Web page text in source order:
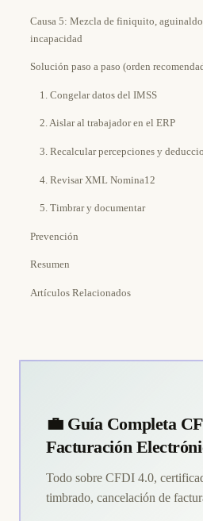
Causa 5: Mezcla de finiquito,
incapacidad
Solución paso a paso (orden
1. Congelar datos del IMSS
2. Aislar al trabajador en el ERP
3. Recalcular percepciones y
4. Revisar XML Nomina12
5. Timbrar y documentar
Prevención
Resumen
Artículos Relacionados
💼 Guía Completa
Facturación
Todo sobre CFDI 4.0,
timbrado, cancelación de